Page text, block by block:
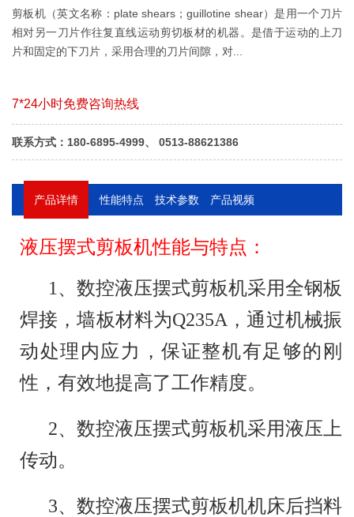
剪板机（英文名称：plate shears；guillotine shear）是用一个刀片
相对另一刀片作往复直线运动剪切板材的机器。是借于运动的上刀
片和固定的下刀片，采用合理的刀片间隙，对...
7*24小时免费咨询热线
联系方式：180-6895-4999、 0513-88621386
产品详情 性能特点 技术参数 产品视频
概述：
剪板机（英文名称：plate shears；
guillotine shear）是用一个刀片相对另
一刀片作往复直线运动剪切板材的机
器。是借于运动的上刀片和固定的下刀
液压摆式剪板机性能与特点：
1、数控液压摆式剪板机采用全钢板
焊接，墙板材料为Q235A，通过机械振
动处理内应力，保证整机有足够的刚
性，有效地提高了工作精度。
2、数控液压摆式剪板机采用液压上
传动。
3、数控液压摆式剪板机机床后挡料